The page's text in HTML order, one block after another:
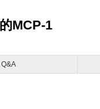
MCP-1
Q&A